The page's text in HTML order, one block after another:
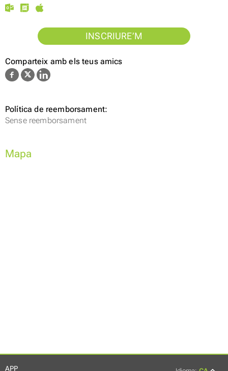
INSCRIURE’M
Comparteix amb els teus amics
Política de reemborsament:
Sense reemborsament
Mapa
APP